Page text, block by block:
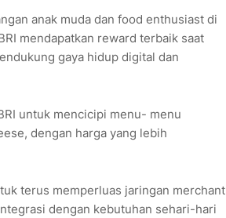
anak muda dan food enthusiast di
mendapatkan reward terbaik saat
gaya hidup digital dan
untuk mencicipi menu- menu
dengan harga yang lebih
terus memperluas jaringan merchant
dengan kebutuhan sehari-hari